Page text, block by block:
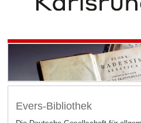
Evers-Bibliothek